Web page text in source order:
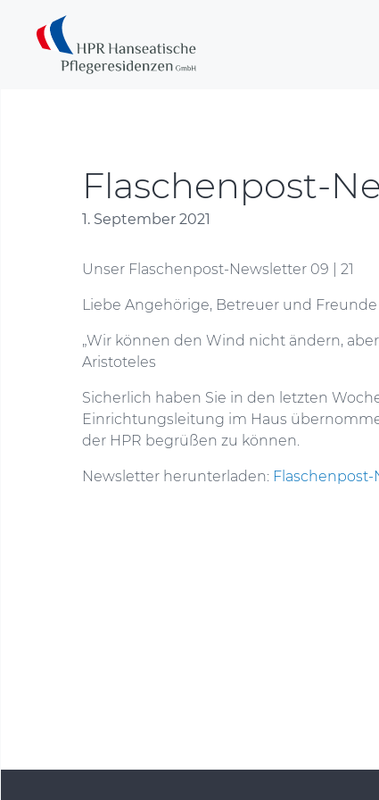
Flaschenpost-
1. September 2021
Unser Flaschenpost-Newsletter 09 | 21
Liebe Angehörige, Betreuer und
„Wir können den Wind nicht ändern,
Aristoteles
Sicherlich haben Sie in den letzten
Einrichtungsleitung im Haus
der HPR begrüßen zu können.
Newsletter herunterladen: